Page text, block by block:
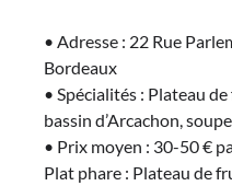
• Adresse : 22 Rue
Bordeaux
• Spécialités : Plateau
bassin d’Arcachon,
• Prix moyen : 30-50 €
Plat phare : Plateau de